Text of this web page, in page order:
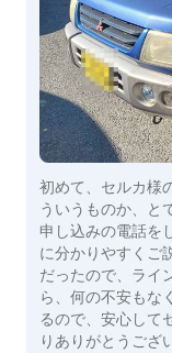
初めて、セルカ様
ういうものか、と
申し込みの電話を
に分かりやすくご
だったので、ライ
ら、何の不安もな
るので、安心して
りありがとうござ